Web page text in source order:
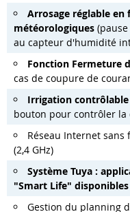
Arrosage réglable
météorologiques
au capteur d'humidité
Fonction Fermeture
cas de coupure de
Irrigation
bouton pour contrôler la
Réseau Internet sans
(2,4 GHz)
Système Tuya :
"Smart Life"
Gestion du planning